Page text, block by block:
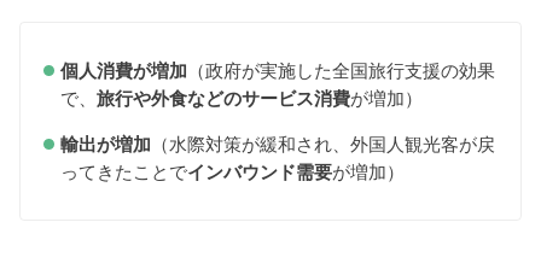
個人消費が増加 （政府が実施した全国旅行支援の効果
で、 旅行や外食などのサービス消費が増加）
輸出が増加 （水際対策が緩和され、外国人観光客が戻
ってきたことでインバウンド需要が増加）